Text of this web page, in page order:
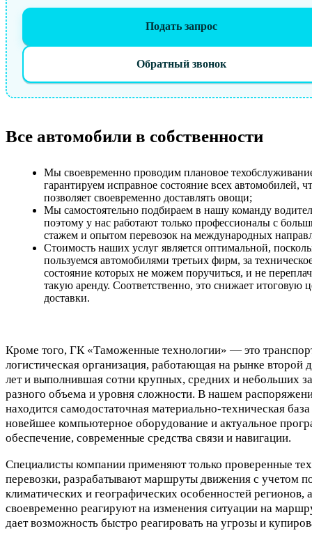
Подать запрос
Обратный звонок
Все автомобили в собственности
Мы своевременно проводим плановое
гарантируем исправное состояние всех автомобилей,
позволяет своевременно доставлять овощи;
Мы самостоятельно подбираем в нашу команду
поэтому у нас работают только профессионалы с
стажем и опытом перевозок на международных
Стоимость наших услуг является оптимальной,
пользуемся автомобилями третьих фирм, за
состояние которых не можем поручиться, и не
такую аренду. Соответственно, это снижает итоговую
доставки.
Кроме того, ГК «Таможенные технологии» — это
логистическая организация, работающая на рынке второй
лет и выполнившая сотни крупных, средних и небольших
разного объема и уровня сложности. В нашем
находится самодостаточная материально-техническая
новейшее компьютерное оборудование и актуальное
обеспечение, современные средства связи и навигации.
Специалисты компании применяют только проверенные
перевозки, разрабатывают маршруты движения с учетом
климатических и географических особенностей регионов,
своевременно реагируют на изменения ситуации на
дает возможность быстро реагировать на угрозы и